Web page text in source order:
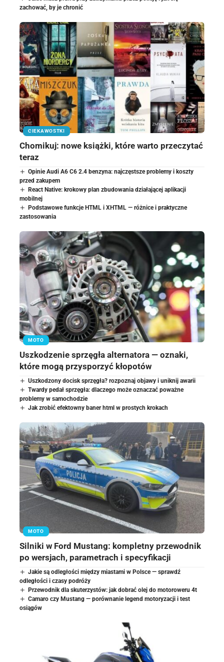
zachować, by je chronić
CIEKAWOSTKI
Chomikuj: nowe książki, które warto przeczytać
teraz
Opinie Audi A6 C6 2.4 benzyna: najczęstsze problemy i koszty
przed zakupem
React Native: krokowy plan zbudowania działającej aplikacji
mobilnej
Podstawowe funkcje HTML i XHTML — różnice i praktyczne
zastosowania
MOTO
Uszkodzenie sprzęgła alternatora — oznaki,
które mogą przysporzyć kłopotów
Uszkodzony docisk sprzęgła? rozpoznaj objawy i uniknij awarii
Twardy pedał sprzęgła: dlaczego może oznaczać poważne
problemy w samochodzie
Jak zrobić efektowny baner html w prostych krokach
MOTO
Silniki w Ford Mustang: kompletny przewodnik
po wersjach, parametrach i specyfikacji
Jakie są odległości między miastami w Polsce — sprawdź
odległości i czasy podróży
Przewodnik dla skuterzystów: jak dobrać olej do motoroweru 4t
Camaro czy Mustang — porównanie legend motoryzacji i test
osiągów